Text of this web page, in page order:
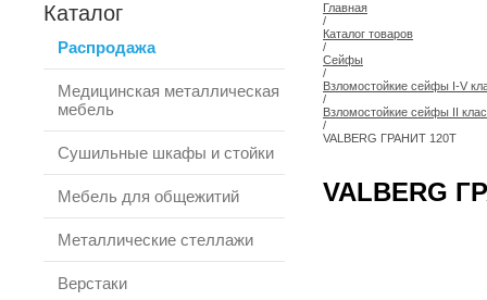
Каталог
Распродажа
Медицинская металлическая
мебель
Сушильные шкафы и стойки
Мебель для общежитий
Металлические стеллажи
Верстаки
Главная
/
Каталог товаров
/
Сейфы
/
Взломостойкие сейфы I-V
/
Взломостойкие сейфы II
/
VALBERG ГРАНИТ 120Т
VALBERG